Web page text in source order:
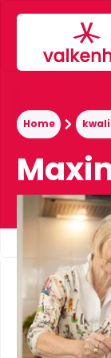
Home
op
Vrijheid als